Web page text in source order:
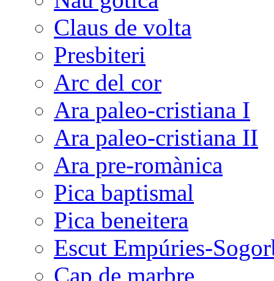
Claus de volta
Presbiteri
Arc del cor
Ara paleo-cristiana I
Ara paleo-cristiana II
Ara pre-romànica
Pica baptismal
Pica beneitera
Escut Empúries-
Cap de marbre